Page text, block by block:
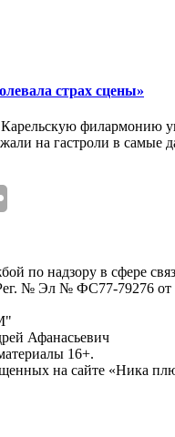
страх сцены»
филармонию
на гастроли в самые
по надзору в сфере
№ Эл № ФС77-79276 от
Афанасьевич
16+.
на сайте «Ника